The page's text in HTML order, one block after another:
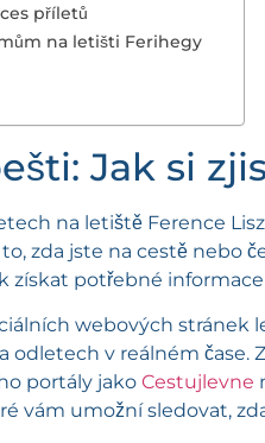
příletů
na letišti Ferihegy
Jak si
na letiště Ference
zda jste na cestě nebo
získat potřebné
webových stránek
odletech v reálném čase.
portály jako Cestujlevne
vám umožní sledovat,